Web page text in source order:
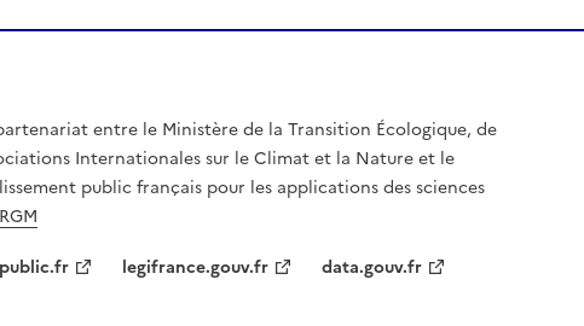
entre le Ministère de la Transition Écologique, de
Internationales sur le Climat et la Nature et le
public français pour les applications des sciences
legifrance.gouv.fr data.gouv.fr